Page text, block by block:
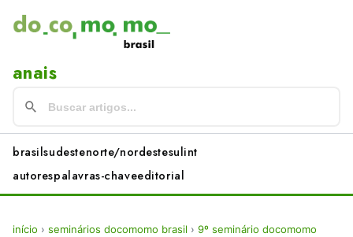
anais
brasilsudestenorte/nordestesulint
autorespalavras-chaveeditorial
início › seminários docomomo brasil › 9º seminário docomomo